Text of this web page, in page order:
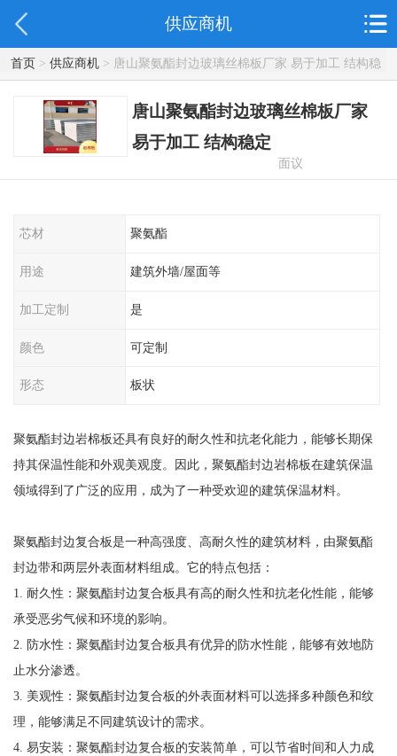
供应商机
首页> 供应商机> 唐山聚氨酯封边玻璃丝棉板厂家 易于加工 结构稳
定
唐山聚氨酯封边玻璃丝棉板厂家
易于加工 结构稳定
面议
芯材 聚氨酯
用途 建筑外墙/屋面等
加工定制 是
颜色 可定制
形态 板状
聚氨酯封边岩棉板还具有良好的耐久性和抗老化能力，能够长期保
持其保温性能和外观美观度。因此，聚氨酯封边岩棉板在建筑保温
领域得到了广泛的应用，成为了一种受欢迎的建筑保温材料。
聚氨酯封边复合板是一种高强度、高耐久性的建筑材料，由聚氨酯
封边带和两层外表面材料组成。它的特点包括：
1. 耐久性：聚氨酯封边复合板具有高的耐久性和抗老化性能，能够
承受恶劣气候和环境的影响。
2. 防水性：聚氨酯封边复合板具有优异的防水性能，能够有效地防
止水分渗透。
3. 美观性：聚氨酯封边复合板的外表面材料可以选择多种颜色和纹
理，能够满足不同建筑设计的需求。
4. 易安装：聚氨酯封边复合板的安装简单，可以节省时间和人力成